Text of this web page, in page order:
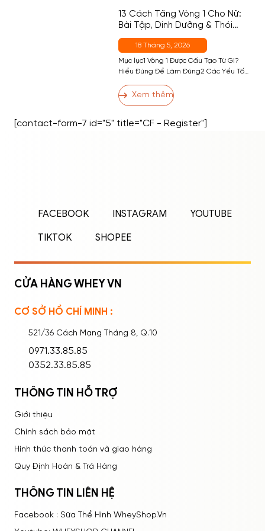
Theo Khẩu Phần5 5. Ăn Bánh Bò […]
13 Cách Tăng Vòng 1 Cho Nữ:
Bài Tập, Dinh Dưỡng & Thói
Quen Hiệu Quả Nhất
18 Tháng 5, 2026
Mục lục1 Vòng 1 Được Cấu Tạo Từ Gì?
Hiểu Đúng Để Làm Đúng2 Các Yếu Tố
Cách Tăng Vòng 1 Hiệu Quả3.1 Nhóm 1:
Bài Tập Phát Triển Cơ Ngực3.2 Nhóm 2:
Nhóm 3: Thói Quen và Kỹ Thuật […]
Xem thêm
Nhập tên đăng nhập/email và mật khẩu để
Ghi nhớ mật khẩu
[contact-form-7 id="5" title="CF - Register"]
FACEBOOK INSTAGRAM
YOUTUBE
TIKTOK
SHOPEE
CỬA HÀNG WHEY VN
CƠ SỞ HỒ CHÍ MINH :
521/36 Cách Mạng Tháng 8, Q.10
0971.33.85.85
0352.33.85.85
THÔNG TIN HỖ TRỢ
Giới thiệu
Chính sách bảo mật
Hình thức thanh toán và giao hàng
Quy Định Hoàn & Trả Hàng
THÔNG TIN LIÊN HỆ
Facebook : Sữa Thể Hình WheyShop.Vn